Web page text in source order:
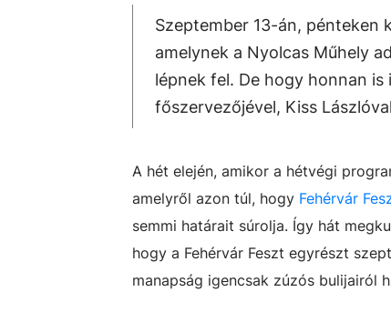
Szeptember 13-án, pénteken
amelynek a Nyolcas Műhely
lépnek fel. De hogy honnan
főszervezőjével, Kiss
A hét elején, amikor a hétvégi
amelyről azon túl, hogy Fehérvár
semmi határait súrolja. Így hát
hogy a Fehérvár Feszt egyrészt
manapság igencsak zúzós bulijairól